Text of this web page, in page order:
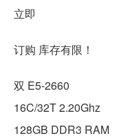
立即
订购 库存有限！
双 E5-2660
16C/32T 2.20Ghz
128GB DDR3 RAM